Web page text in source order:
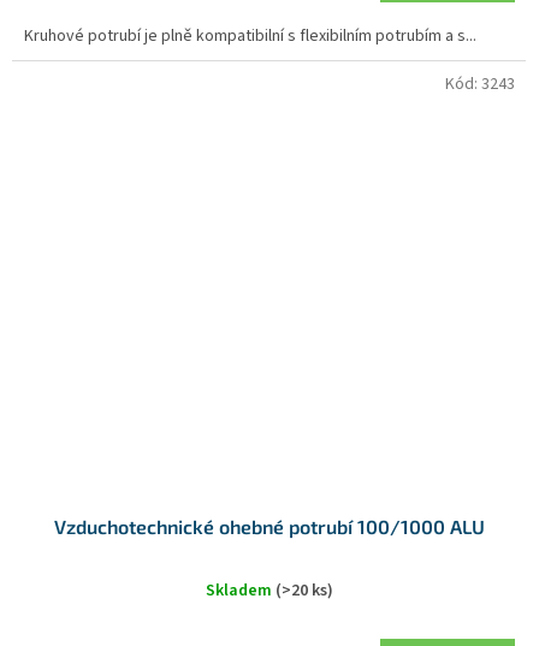
Kruhové potrubí je plně kompatibilní s flexibilním potrubím a s...
Vzduchotechnické ohebné potrubí 100/1000 ALU
Skladem (>20 ks)
Kód: 3243